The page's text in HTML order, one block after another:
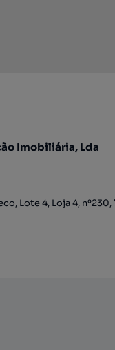
Imobiliária, Lda
Lote 4, Loja 4,